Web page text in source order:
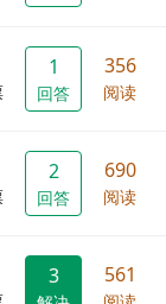
1
回答
356
阅读
2
回答
690
阅读
3 561